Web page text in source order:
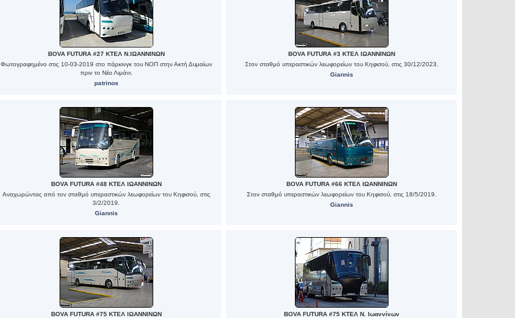
BOVA FUTURA #27 ΚΤΕΛ Ν.ΙΩΑΝΝΙΝΩΝ
Φωτογραφημένο στις 10-03-2019 στο πάρκινγκ του ΝΟΠ στην Ακτή Δυμαίων
πριν το Νέο Λιμάνι.
patrinos
BOVA FUTURA #3 ΚΤΕΛ ΙΩΑΝΝΙΝΩΝ
Στον σταθμό υπεραστικών λεωφορείων του Κηφισού, στις 30/12/2023.
Giannis
BOVA FUTURA #48 ΚΤΕΛ ΙΩΑΝΝΙΝΩΝ
Αναχωρώντας από τον σταθμό υπεραστικών λεωφορείων του Κηφισού, στις
3/2/2019.
Giannis
BOVA FUTURA #66 ΚΤΕΛ ΙΩΑΝΝΙΝΩΝ
Στον σταθμό υπεραστικών λεωφορείων του Κηφισού, στις 18/5/2019.
Giannis
BOVA FUTURA #75 ΚΤΕΛ ΙΩΑΝΝΙΝΩΝ
BOVA FUTURA #75 ΚΤΕΛ Ν. Ιωαννίνων